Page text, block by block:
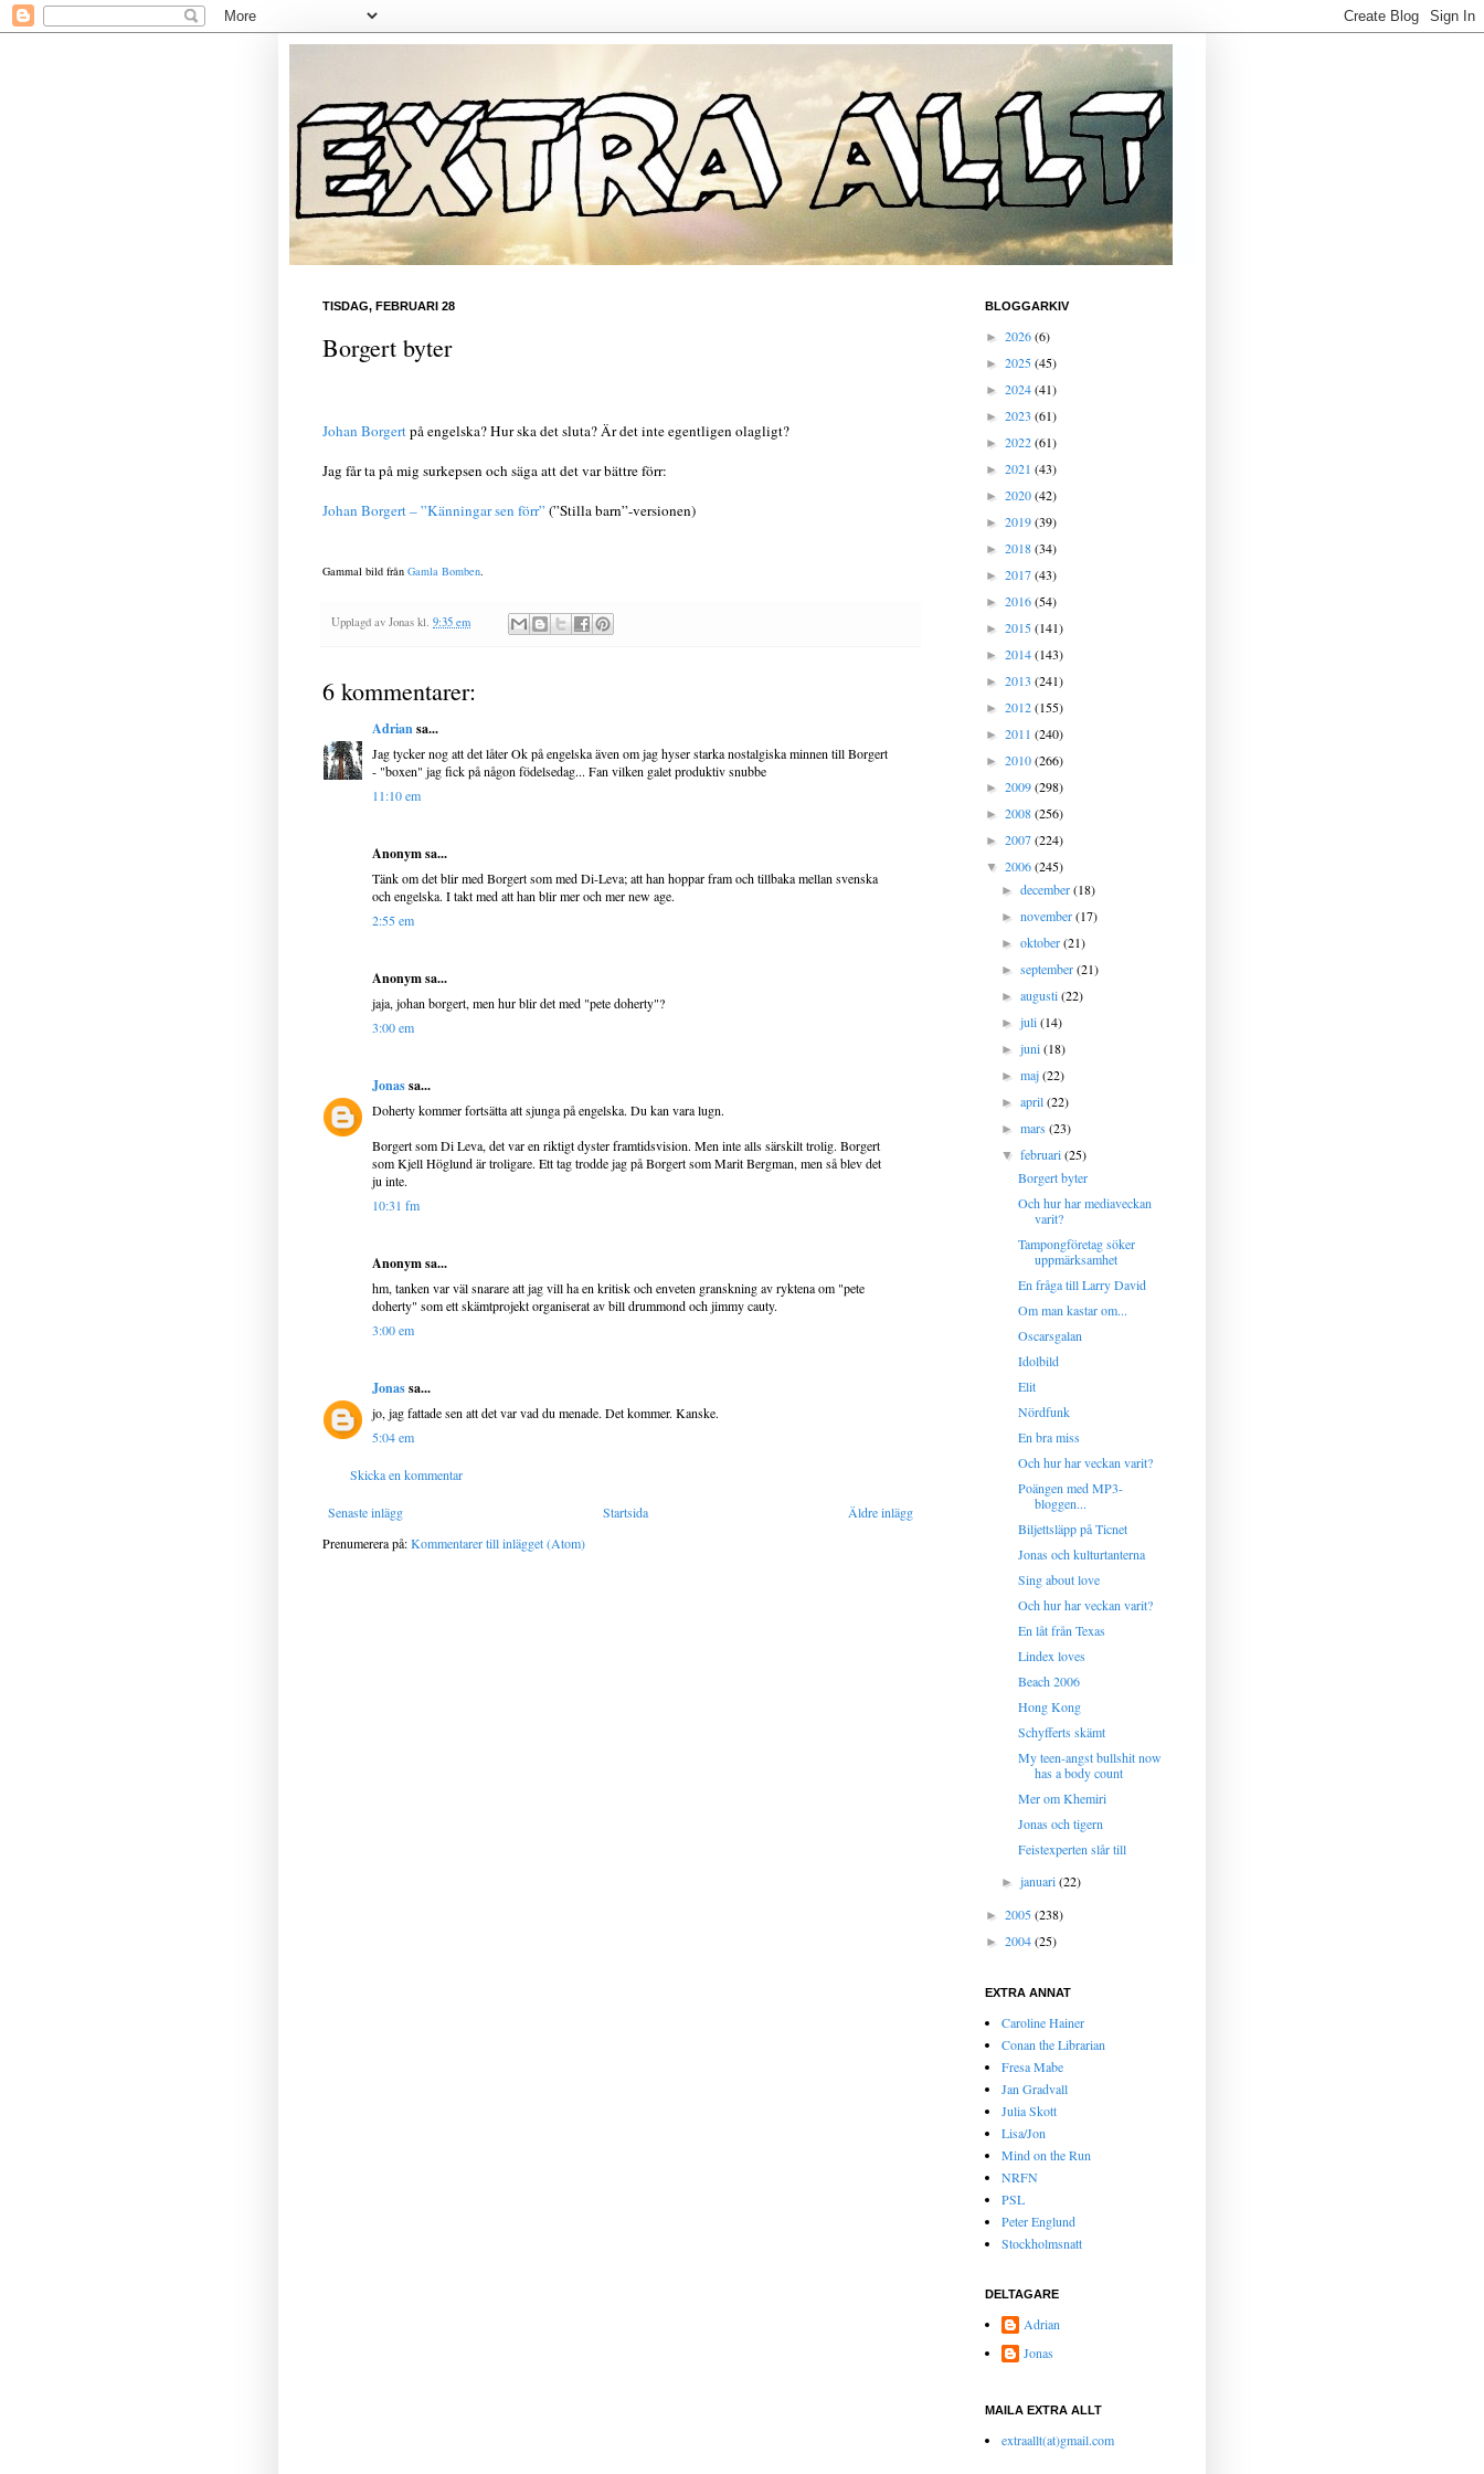
TISDAG, FEBRUARI 28
Borgert byter
Johan Borgertpå engelska? Hur ska det sluta? Är det inte egentligen olagligt?
Jag får ta på mig surkepsen och säga att det var bättre förr:
Johan Borgert – ”Känningar sen förr”(”Stilla barn”-versionen)
Gammal bild från Gamla Bomben
Upplagd av Jonas kl. 9:35 em
6 kommentarer:
Adriansa...
Jag tycker nog att det låter Ok på engelska även om jag hyser starka nostalgiska minnen till Borgert
- "boxen" jag fick på någon födelsedag... Fan vilken galet produktiv snubbe
11:10 em
Anonym sa...
Tänk om det blir med Borgert som med Di-Leva; att han hoppar fram och tillbaka mellan svenska
och engelska. I takt med att han blir mer och mer new age.
2:55 em
Anonym sa...
jaja, johan borgert, men hur blir det med "pete doherty"?
3:00 em
Jonassa...
Doherty kommer fortsätta att sjunga på engelska. Du kan vara lugn.
Borgert som Di Leva, det var en riktigt dyster framtidsvision. Men inte alls särskilt trolig. Borgert
som Kjell Höglund är troligare. Ett tag trodde jag på Borgert som Marit Bergman, men så blev det
ju inte.
10:31 fm
Anonym sa...
hm, tanken var väl snarare att jag vill ha en kritisk och enveten granskning av ryktena om "pete
doherty" som ett skämtprojekt organiserat av bill drummond och jimmy cauty.
3:00 em
Jonassa...
jo, jag fattade sen att det var vad du menade. Det kommer. Kanske.
5:04 em
Skicka en kommentar
Senaste inlägg Äldre inlägg
Startsida
Prenumerera på:Kommentarer till inlägget (Atom)
BLOGGARKIV
► 2026(6)
► 2025(45)
► 2024(41)
► 2023 (61)
► 2022(61)
► 2021 (43)
► 2020(42)
► 2019(39)
► 2018(34)
► 2017(43)
► 2016(54)
► 2015(141)
► 2014(143)
► 2013 (241)
► 2012(155)
► 2011 (240)
► 2010(266)
► 2009(298)
► 2008(256)
► 2007(224)
▼ 2006(245)
►december(18)
►november(17)
►oktober(21)
►september(21)
►augusti(22)
►juli(14)
►juni(18)
►maj(22)
►april(22)
►mars(23)
▼februari(25)
Borgert byter
Och hur har mediaveckan
varit?
Tampongföretag söker
uppmärksamhet
En fråga till Larry David
Om man kastar om...
Oscarsgalan
Idolbild
Elit
Nördfunk
En bra miss
Och hur har veckan varit?
Poängen med MP3-
bloggen...
Biljettsläpp på Ticnet
Jonas och kulturtanterna
Sing about love
Och hur har veckan varit?
En låt från Texas
Lindex loves
Beach 2006
Hong Kong
Schyfferts skämt
My teen-angst bullshit now
has a body count
Mer om Khemiri
Jonas och tigern
Feistexperten slår till
►januari(22)
► 2005(238)
► 2004(25)
EXTRA ANNAT
Caroline Hainer
Conan the Librarian
Fresa Mabe
Jan Gradvall
Julia Skott
Lisa/Jon
Mind on the Run
NRFN
PSL
Peter Englund
Stockholmsnatt
DELTAGARE
Adrian
Jonas
MAILA EXTRA ALLT
extraallt(at)gmail.com